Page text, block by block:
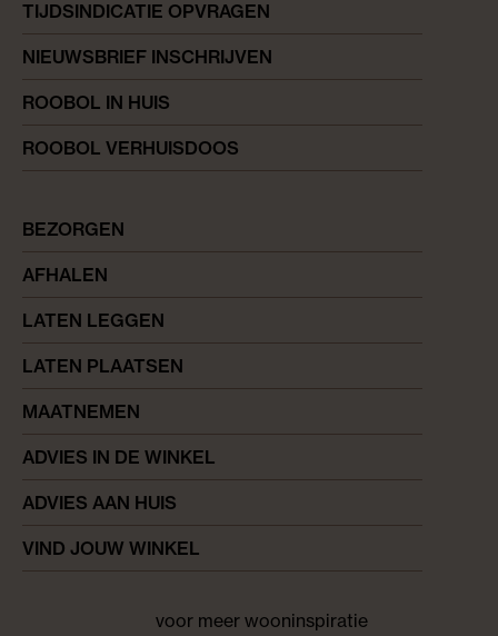
TIJDSINDICATIE OPVRAGEN
NIEUWSBRIEF INSCHRIJVEN
ROOBOL IN HUIS
ROOBOL VERHUISDOOS
BEZORGEN
AFHALEN
LATEN LEGGEN
LATEN PLAATSEN
MAATNEMEN
ADVIES IN DE WINKEL
ADVIES AAN HUIS
VIND JOUW WINKEL
voor meer wooninspiratie